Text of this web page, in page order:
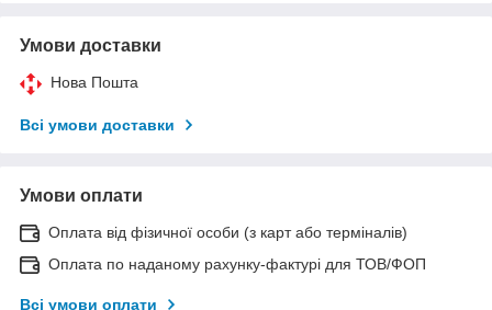
Умови доставки
Нова Пошта
Всі умови доставки
Умови оплати
Оплата від фізичної особи (з карт або терміналів)
Оплата по наданому рахунку-фактурі для ТОВ/ФОП
Всі умови оплати